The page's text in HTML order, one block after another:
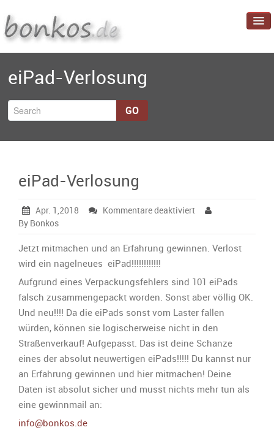
Startseite
Blog
Projekte
eiPad-Verlosung
GO
eiPad-Verlosung
Apr. 1,2018 Kommentare deaktiviertfür
By Bonkos
Jetzt mitmachen und an Erfahrung gewinnen. Verlost
wird ein nagelneues eiPad!!!!!!!!!!!!
Aufgrund eines Verpackungsfehlers sind 101 eiPads
falsch zusammengepackt worden. Sonst aber völlig OK.
Und neu!!!! Da die eiPads sonst vom Laster fallen
würden, können sie logischerweise nicht in den
Straßenverkauf! Aufgepasst. Das ist deine Schanze
eines der absolut neuwertigen eiPads!!!!! Du kannst nur
an Erfahrung gewinnen und hier mitmachen! Deine
Daten ist absolut sicher und musst nichts mehr tun als
eine gewinnmail an:
info@bonkos.de